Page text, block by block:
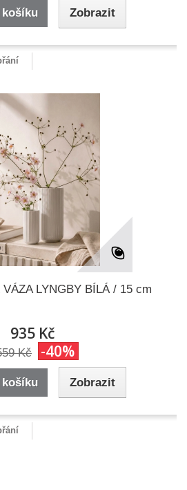
košíku Zobrazit
VÁZA LYNGBY BÍLÁ / 15 cm
935 Kč
Kč -40%
košíku Zobrazit